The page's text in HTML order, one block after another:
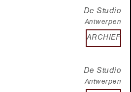
De Studio
Antwerpen
ARCHIEF
De Studio
Antwerpen